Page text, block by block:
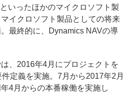
いったほかのマイクロソフト製
イクロソフト製品としての将来
最終的に、Dynamics NAVの導
、2016年4月にプロジェクトを
定義を実施。7月から2017年2月
4月からの本番稼働を実施し